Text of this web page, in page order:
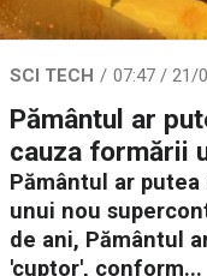
SCI TECH 07:47 / 21/
Pământul ar
cauza formării
Pământul ar
unui nou
de ani, Pământul
'cuptor', conform...